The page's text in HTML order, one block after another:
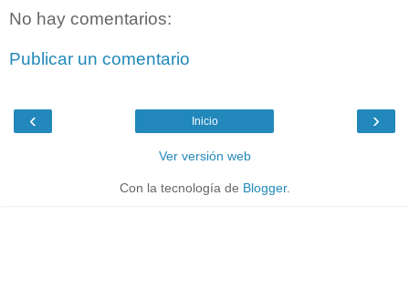
No hay comentarios:
Publicar un comentario
‹ ›
Inicio
Ver versión web
Con la tecnología de Blogger.